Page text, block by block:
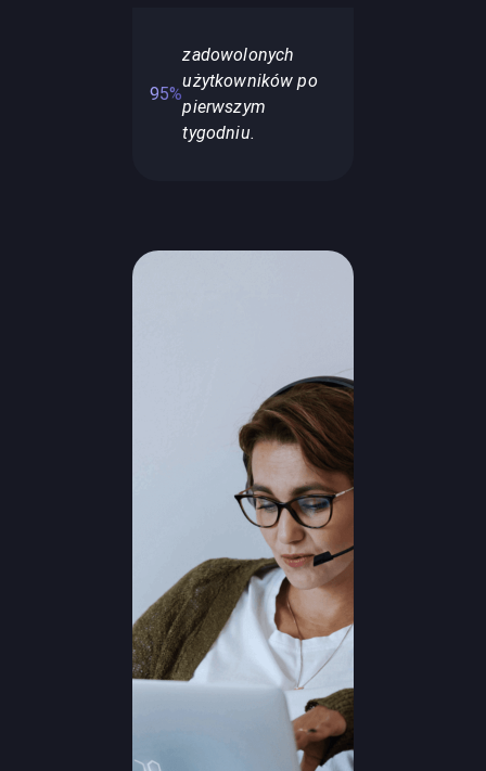
95%
zadowolonych
użytkowników po
pierwszym
tygodniu.